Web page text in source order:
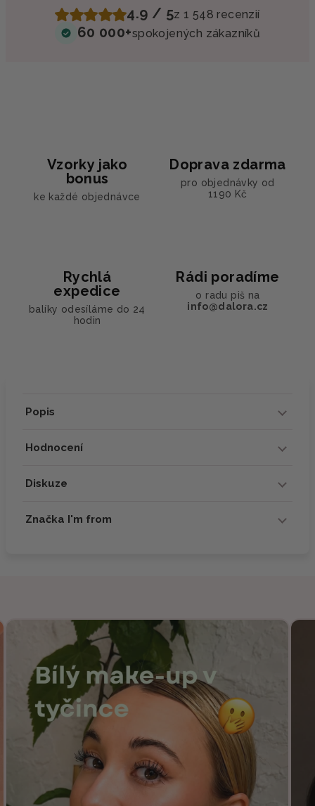
4.9 / 5z 1 548 recenzií
60 000+spokojených zákazníků
Vzorky jako
bonus
ke každé objednávce
Doprava zdarma
pro objednávky od
1190 Kč
Rychlá
expedice
balíky odesíláme do 24
hodin
Rádi poradíme
o radu piš na
info@dalora.cz
Popis
Hodnocení
Diskuze
Značka I'm from